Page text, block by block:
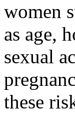
women
as age,
sexual
these